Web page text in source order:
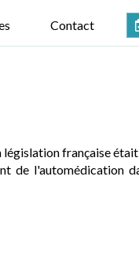
Contact
législation française
de l'automédication